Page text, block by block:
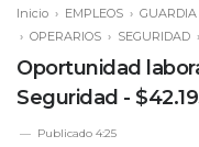
Inicio › EMPLEOS › GUARDIA
› OPERARIOS › SEGURIDAD ›
Oportunidad
Seguridad -
Publicado 4:25